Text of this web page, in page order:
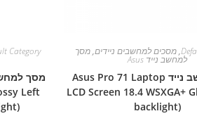
,מסכים למחשבים ניידים,מסך
למחשב נייד Asus
מסך למחשב נייד Asus Pro 71 Laptop
LCD Screen 18.4 WSXGA+
backlight)
Category
Left